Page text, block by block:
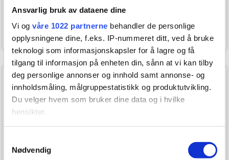
Ansvarlig bruk av dataene dine
Vi og våre 1022 partnerne behandler de personlige
opplysningene dine, f.eks. IP-nummeret ditt, ved å bruke
teknologi som informasjonskapsler for å lagre og få
tilgang til informasjon på enheten din, sånn at vi kan tilby
deg personlige annonser og innhold samt annonse- og
innholdsmåling, målgruppestatistikk og produktutvikling.
Du velger hvem som bruker dine data og i hvilke
hensikter.
Innhente informasjon om den geografiske
Nødvendig
Kabelmaskin
44.999,00kr. 44.999,00